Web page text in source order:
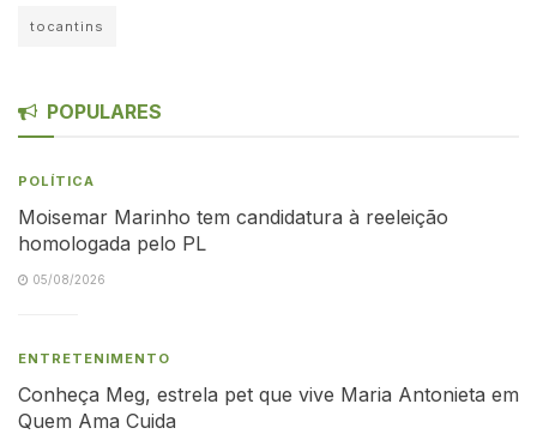
tocantins
POPULARES
POLÍTICA
Moisemar Marinho tem candidatura à reeleição
homologada pelo PL
05/08/2026
ENTRETENIMENTO
Conheça Meg, estrela pet que vive Maria Antonieta em
Quem Ama Cuida